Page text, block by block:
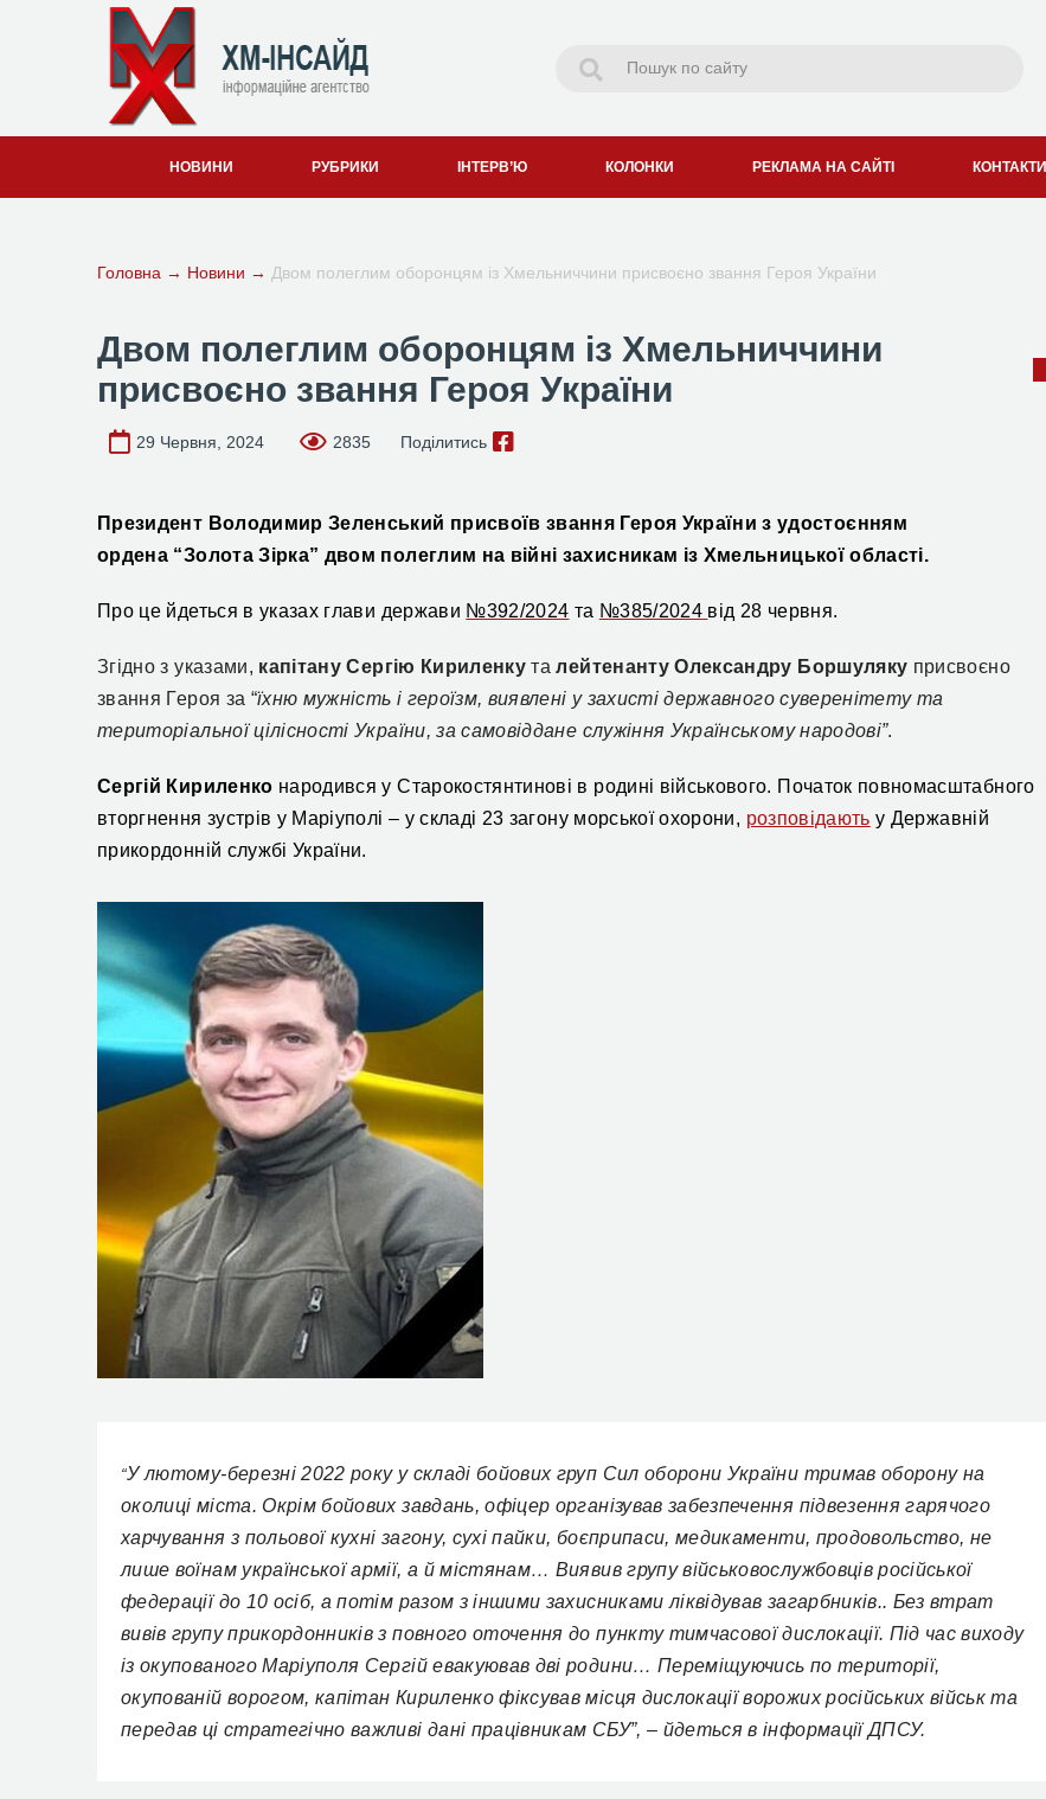
НОВИНИ РУБРИКИ ІНТЕРВ’Ю КОЛОНКИ РЕКЛАМА НА САЙТІ КОНТАКТИ
Головна → Новини → Двом полеглим оборонцям із Хмельниччини присвоєно звання Героя України
Двом полеглим оборонцям із Хмельниччини
присвоєно звання Героя України
29 Червня, 2024 2835 Поділитись
Президент Володимир Зеленський присвоїв звання Героя України з удостоєнням
ордена “Золота Зірка” двом полеглим на війні захисникам із Хмельницької області.
Про це йдеться в указах глави держави №392/2024 та №385/2024 від 28 червня.
Згідно з указами, капітану Сергію Кириленкута лейтенантуОлександру Боршуляку присвоєно
звання Героя за “їхню мужність і героїзм, виявлені у захисті державного суверенітету та
територіальної цілісності України, за самовіддане служіння Українському народові”.
Сергій Кириленко народився у Старокостянтинові в родині військового. Початок повномасштабного
вторгнення зустрів у Маріуполі – у складі 23 загону морської охорони, розповідають у Державній
прикордонній службі України.
“У лютому-березні 2022 року у складі бойових груп Сил оборони України тримав оборону на
околиці міста. Окрім бойових завдань, офіцер організував забезпечення підвезення гарячого
харчування з польової кухні загону, сухі пайки, боєприпаси, медикаменти, продовольство, не
лише воїнам української армії, а й містянам… Виявив групу військовослужбовців російської
федерації до 10 осіб, а потім разом з іншими захисниками ліквідував загарбників.. Без втрат
вивів групу прикордонників з повного оточення до пункту тимчасової дислокації. Під час виходу
із окупованого Маріуполя Сергій евакуював дві родини… Переміщуючись по території,
окупованій ворогом, капітан Кириленко фіксував місця дислокації ворожих російських військ та
передав ці стратегічно важливі дані працівникам СБУ”, – йдеться в інформації ДПСУ.